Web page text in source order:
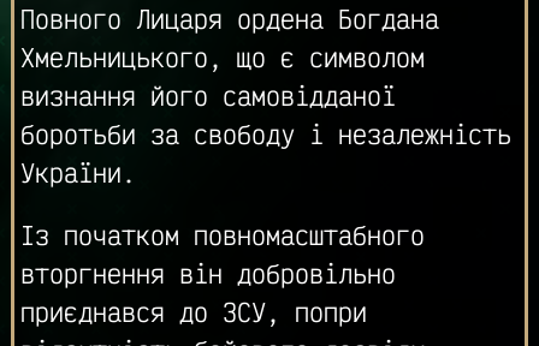
Повного Лицаря ордена Богдана
Хмельницького, що є символом
визнання його самовідданої
боротьби за свободу і незалежність
України.
Із початком повномасштабного
вторгнення він добровільно
приєднався до ЗСУ, попри